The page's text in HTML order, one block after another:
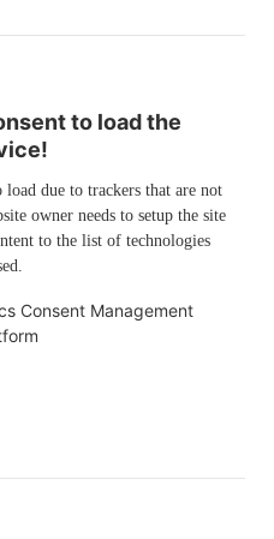
to load the
due to trackers that are not
owner needs to setup the site
to the list of technologies
Consent Management